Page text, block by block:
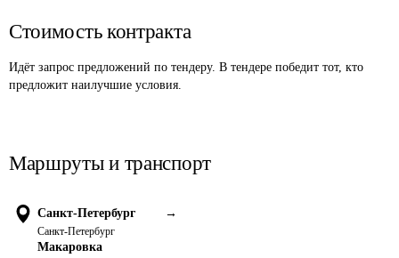
Стоимость контракта
Идёт запрос предложений по тендеру. В тендере победит тот, кто
предложит наилучшие условия.
Маршруты и транспорт
Санкт-Петербург →
Санкт-Петербург
Макаровка